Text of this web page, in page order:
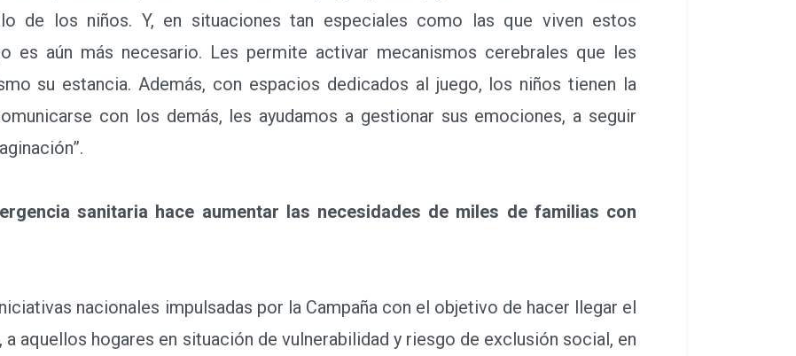
de los niños. Y, en situaciones tan especiales como las que viven estos
es aún más necesario. Les permite activar mecanismos cerebrales que les
su estancia. Además, con espacios dedicados al juego, los niños tienen la
con los demás, les ayudamos a gestionar sus emociones, a seguir
sanitaria hace aumentar las necesidades de miles de familias con
nacionales impulsadas por la Campaña con el objetivo de hacer llegar el
a aquellos hogares en situación de vulnerabilidad y riesgo de exclusión social, en